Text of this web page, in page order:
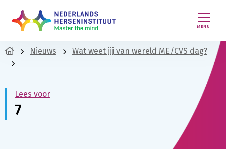
MENU
Nieuws Wat weet jij van wereld ME/CVS dag?
Lees voor
7